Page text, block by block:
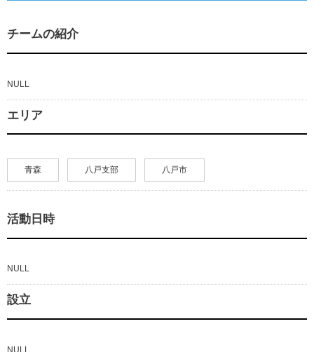
チームの紹介
NULL
エリア
青森 八戸支部 八戸市
活動日時
NULL
設立
NULL